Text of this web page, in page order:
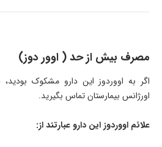
مصرف بیش از حد ( اوور دوز)
اگر به اووردوز این دارو مشکوک
اورژانس بیمارستان تماس بگیرید.
علائم اووردوز این دارو عبارتند از: